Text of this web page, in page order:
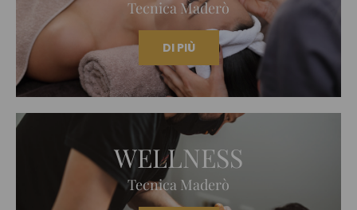
Tecnica Maderò
DI PIÙ
WELLNESS
Tecnica Maderò